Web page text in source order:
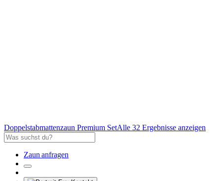
Doppelstabmattenzaun Premium SetAlle 32 Ergebnisse anzeigen
Zaun anfragen